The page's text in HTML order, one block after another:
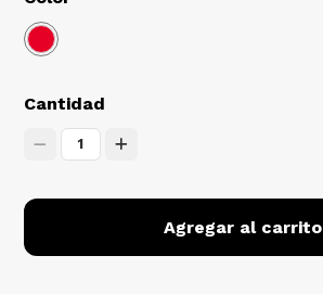
Cantidad
1
Agregar al carrito